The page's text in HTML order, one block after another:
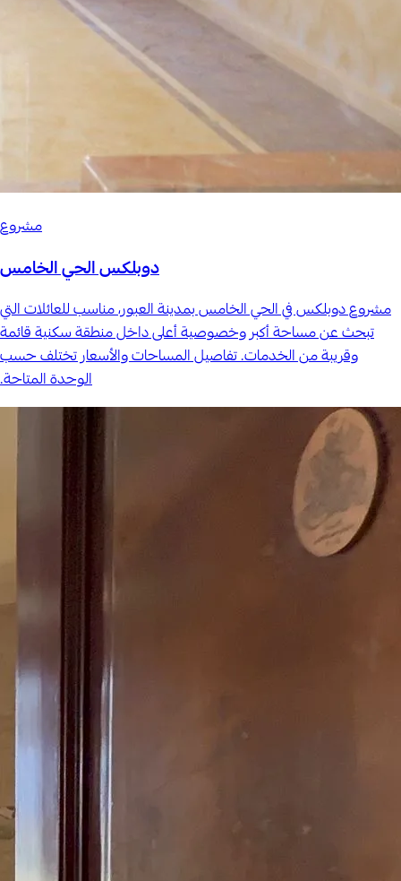
مشروع
دوبلكس الحي الخامس
مشروع دوبلكس في الحي الخامس بمدينة العبور، مناسب للعائلات التي
تبحث عن مساحة أكبر وخصوصية أعلى داخل منطقة سكنية قائمة
وقريبة من الخدمات. تفاصيل المساحات والأسعار تختلف حسب
الوحدة المتاحة.